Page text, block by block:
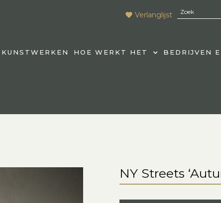
Verlanglijst
KUNSTWERKEN HOE WERKT HET BEDRIJVEN
NY Streets